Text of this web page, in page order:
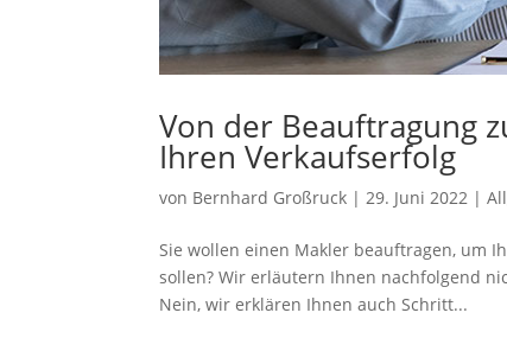
Von der Beauftragung
Ihren Verkaufserfolg
von Bernhard Großruck | 29. Juni 2022 |
Sie wollen einen Makler beauftragen, um
sollen? Wir erläutern Ihnen nachfolgend
Nein, wir erklären Ihnen auch Schritt...